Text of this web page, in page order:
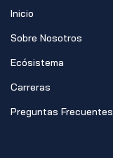
Inicio
Sobre Nosotros
Ecósistema
Carreras
Preguntas Frecuentes